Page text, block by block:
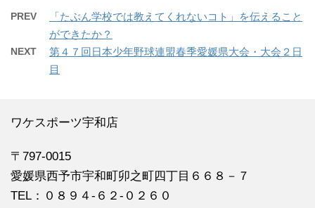
PREV
「たぶん学校では教えてくれないコト」を伝えること
ができたか？
NEXT
第４７回日本少年野球連盟春季愛媛県大会・大会２日
目
ワケスポーツ宇和店
〒797-0015
愛媛県西予市宇和町卯之町四丁目６６８－７
TEL：０８９４‐６２‐０２６０